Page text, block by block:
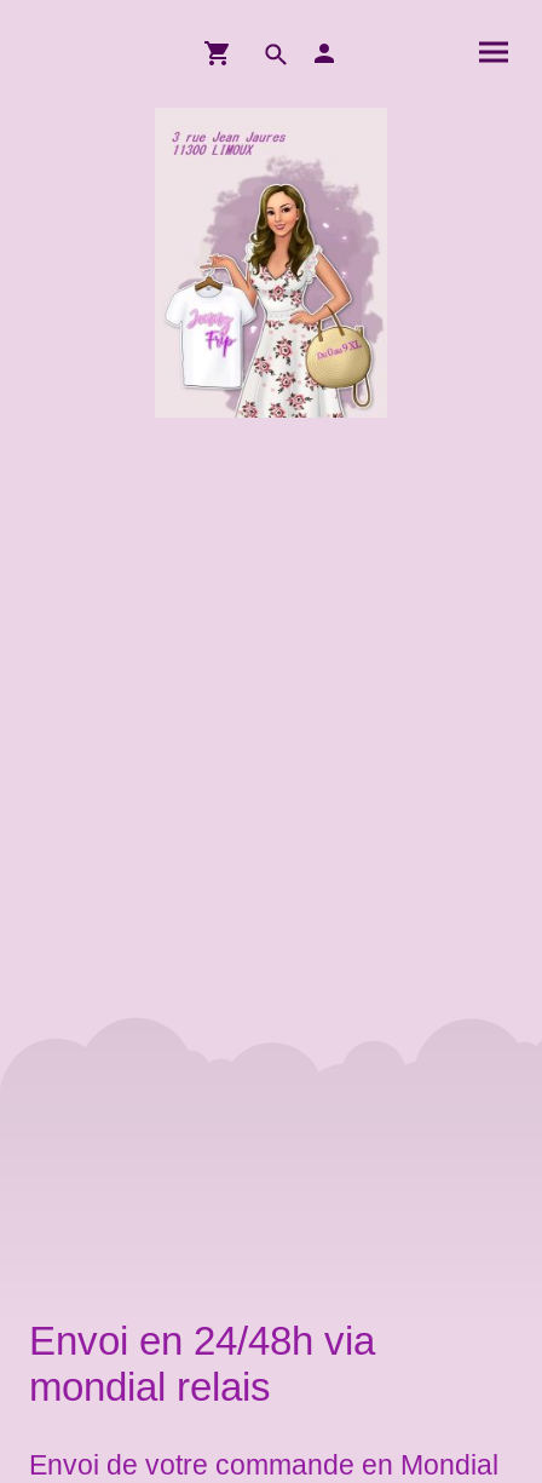
Envoi en 24/48h via
mondial relais
Envoi de votre commande en Mondial